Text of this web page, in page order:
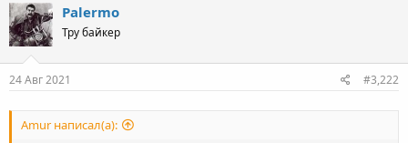
Palermo
Тру байкер
24 Авг 2021 #3,222
Amur написал(а):